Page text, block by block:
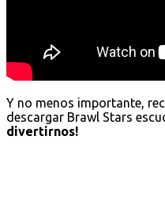
Y no menos importante,
descargar Brawl Stars
divertirnos!